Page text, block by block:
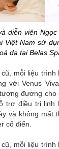
diễn viên
Việt Nam sử
da tạiBelas
mỗi liệu
với Venus
đương cho
trợ điều trị linh
và không mất
cổ điển.
mỗi liệu